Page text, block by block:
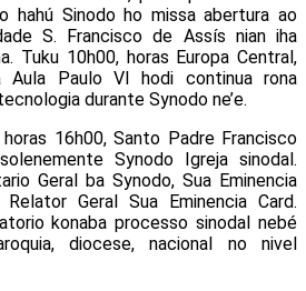
hahú Sinodo ho missa abertura ao
S. Francisco de Assís nian iha
Tuku 10h00, horas Europa Central,
Aula Paulo VI hodi continua rona
durante Synodo ne’e.
16h00, Santo Padre Francisco
Synodo Igreja sinodal.
Geral ba Synodo, Sua Eminencia
Geral Sua Eminencia Card.
konaba processo sinodal nebé
diocese, nacional no nivel